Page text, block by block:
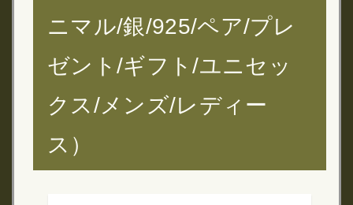
ニマル/銀/925/ペア/プレ
ゼント/ギフト/ユニセッ
クス/メンズ/レディー
ス）